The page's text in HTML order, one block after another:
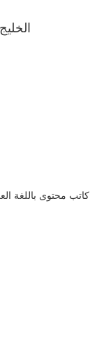
كاتب محتوى باللغة